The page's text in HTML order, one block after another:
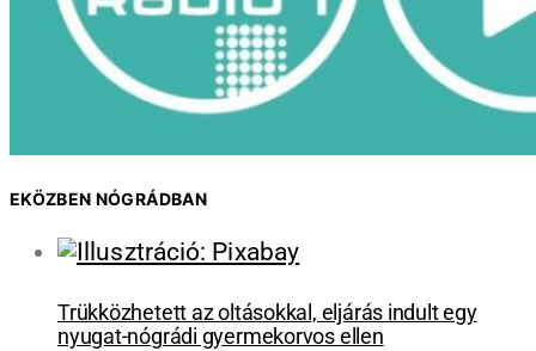
EKÖZBEN NÓGRÁDBAN
Trükközhetett az oltásokkal, eljárás indult egy
nyugat-nógrádi gyermekorvos ellen